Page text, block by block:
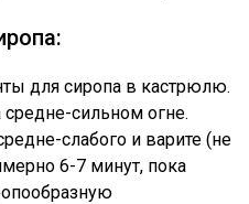
для сиропа в кастрюлю.
сильном огне.
слабого и варите (не
6-7 минут, пока